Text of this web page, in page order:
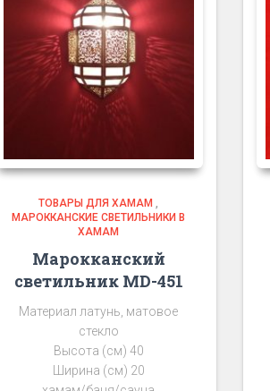
ТОВАРЫ ДЛЯ ХАМАМ
МАРОККАНСКИЕ СВЕТИЛЬНИКИ В
ХАМАМ
Марокканский
светильник MD-451
Материал латунь, матовое
стекло
Высота (см) 40
Ширина (см) 20